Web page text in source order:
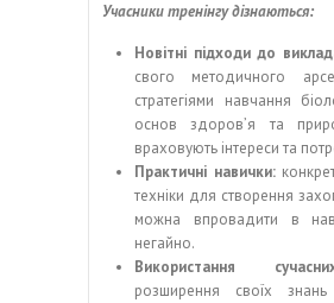
Учасники тренінгу дізнаються:
Новітні підходи до
свого методичного
стратегіями навчання
основ здоров’я та
враховують інтереси та
Практичні навички:
техніки для створення
можна впровадити в
негайно.
Використання с
розширення своїх знань